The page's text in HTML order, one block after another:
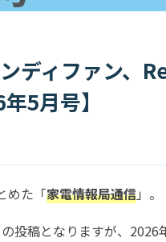
ディファン、
5月号】
めた「家電情報局通信」。
投稿となりますが、